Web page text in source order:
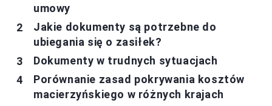
umowy
Jakie dokumenty są potrzebne do
ubiegania się o zasiłek?
Dokumenty w trudnych sytuacjach
Porównanie zasad pokrywania kosztów
macierzyńskiego w różnych krajach